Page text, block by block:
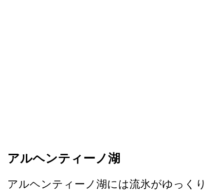
アルヘンティーノ湖
アルヘンティーノ湖には流氷­がゆっくり